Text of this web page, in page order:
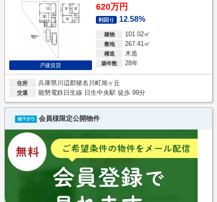
戸建賃貸
620万円
利回り 12.58%
建物 101.02㎡
敷地 267.41㎡
構造 木造
築年数 28年
住所 兵庫県川辺郡猪名川町旭ヶ丘
交通 能勢電鉄日生線 日生中央駅 徒歩 99分
会員様限定公開物件